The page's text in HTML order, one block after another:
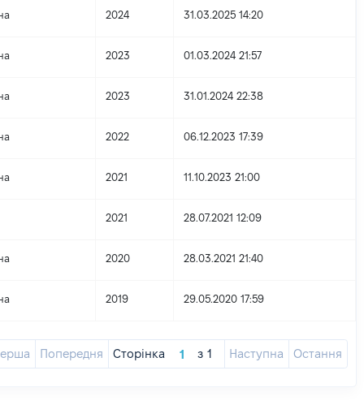
2024 31.03.2025 14:20
2023 01.03.2024 21:57
2023 31.01.2024 22:38
2022 06.12.2023 17:39
2021 11.10.2023 21:00
2021 28.07.2021 12:09
2020 28.03.2021 21:40
2019 29.05.2020 17:59
Попередня Сторінка з 1 Наступна Остання